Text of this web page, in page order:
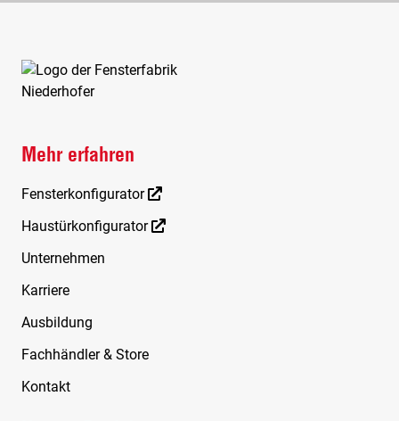
Mehr erfahren
Fensterkonfigurator
Haustürkonfigurator
Unternehmen
Karriere
Ausbildung
Fachhändler & Store
Kontakt